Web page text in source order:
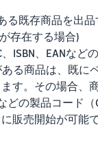
る既存商品を出
存在する場合)
ISBN、EANなど
ある商品は、既に
す。その場合、
どの製品コード
販売開始が可能で